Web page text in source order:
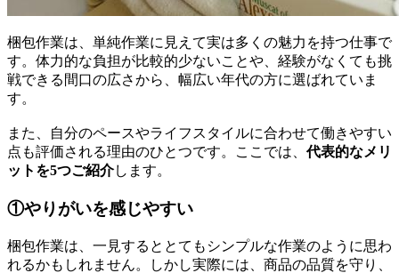
梱包作業は、単純作業に見えて実は多くの魅力を持つ仕事で
す。体力的な負担が比較的少ないことや、経験がなくても挑
戦できる間口の広さから、幅広い年代の方に選ばれていま
す。
また、自分のペースやライフスタイルに合わせて働きやすい
点も評価される理由のひとつです。ここでは、代表的なメリ
ットを5つご紹介します。
①やりがいを感じやすい
梱包作業は、一見するととてもシンプルな作業のように思わ
れるかもしれません。しかし実際には、商品の品質を守り、